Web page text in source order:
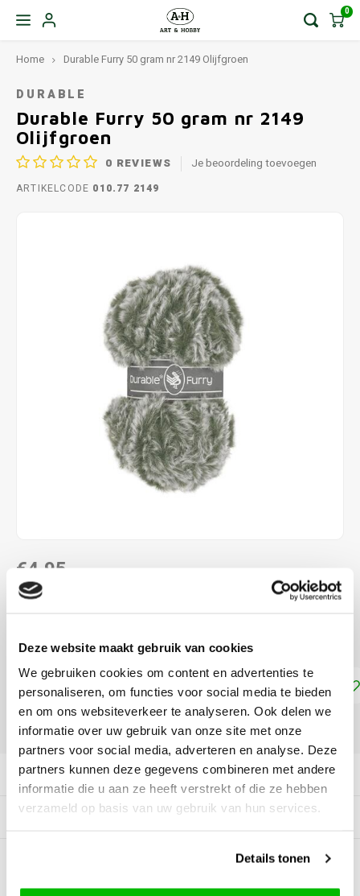
Deze website maakt gebruik van cookies
We gebruiken cookies om content en advertenties te
personaliseren, om functies voor social media te bieden
en om ons websiteverkeer te analyseren. Ook delen we
informatie over uw gebruik van onze site met onze
partners voor social media, adverteren en analyse. Deze
partners kunnen deze gegevens combineren met andere
informatie die u aan ze heeft verstrekt of die ze hebben
verzameld op basis van uw gebruik van hun services.
Details tonen
0
Home Durable Furry 50 gram nr 2149 Olijfgroen
DURABLE
Durable Furry 50 gram nr 2149
Olijfgroen
0 REVIEWS Je beoordeling toevoegen
ARTIKELCODE 010.77 2149
€4,95
DIRECT LEVERBAAR
50 gram = 35 meter. Naalddikte: 8.0 mmLees meer
Toevoegen aan winkelwagen
DELEN:
Productomschrijving
Gerelateerde producten
BEOORDELINGEN